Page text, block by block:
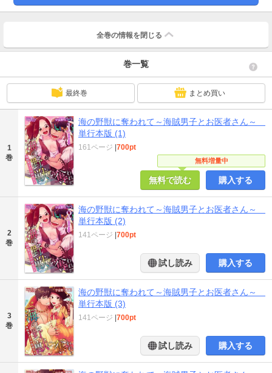
全巻の情報を 閉じる
巻一覧
最終巻 まとめ買い
1
巻
海の野獣に奪われて～海賊男子とお医者さん～
単行本版 (1)
無料増量中
161ページ |700pt
無料で読む 購入する
2
巻
海の野獣に奪われて～海賊男子とお医者さん～
単行本版 (2)
141ページ |700pt
試し読み 購入する
3
巻
海の野獣に奪われて～海賊男子とお医者さん～
単行本版 (3)
141ページ |700pt
試し読み 購入する